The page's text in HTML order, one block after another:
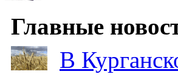
Главные
В